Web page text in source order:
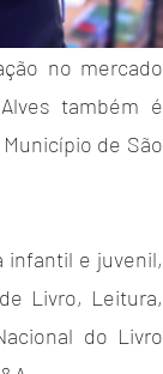
no mercado
também é
de São
infantil e juvenil,
Livro, Leitura,
do Livro